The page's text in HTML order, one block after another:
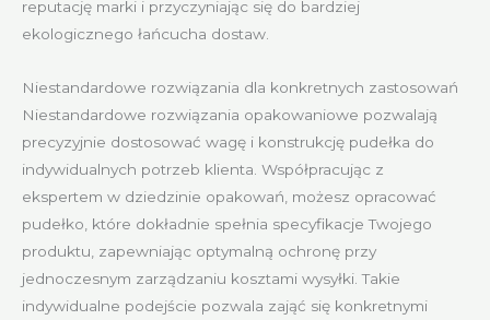
reputację marki i przyczyniając się do bardziej
ekologicznego łańcucha dostaw.
Niestandardowe rozwiązania dla konkretnych zastosowań
Niestandardowe rozwiązania opakowaniowe pozwalają
precyzyjnie dostosować wagę i konstrukcję pudełka do
indywidualnych potrzeb klienta. Współpracując z
ekspertem w dziedzinie opakowań, możesz opracować
pudełko, które dokładnie spełnia specyfikacje Twojego
produktu, zapewniając optymalną ochronę przy
jednoczesnym zarządzaniu kosztami wysyłki. Takie
indywidualne podejście pozwala zająć się konkretnymi